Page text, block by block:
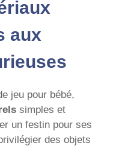
aux
jeu pour bébé,
simples et
un festin pour ses
des objets